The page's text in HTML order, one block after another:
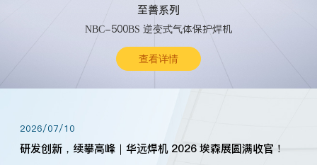
至善系列
NBC-500BS 逆变式气体保护焊机
查看详情
2026/07/10
研发创新，续攀高峰｜华远焊机 2026 埃森展圆满收官！